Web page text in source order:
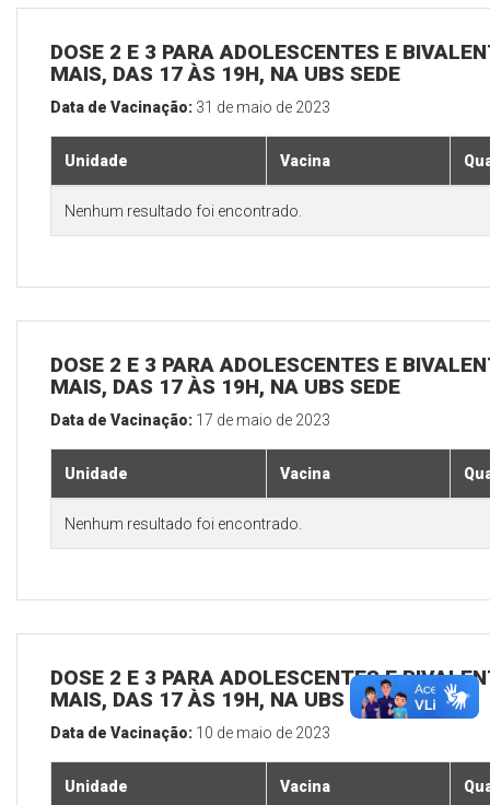
DOSE 2 E 3 PARA ADOLESCENTES E
MAIS, DAS 17 ÀS 19H, NA UBS SEDE
Data de Vacinação: 31 de maio de 2023
Unidade Vacina
Nenhum resultado foi encontrado.
DOSE 2 E 3 PARA ADOLESCENTES E
MAIS, DAS 17 ÀS 19H, NA UBS SEDE
Data de Vacinação: 17 de maio de 2023
Unidade Vacina
Nenhum resultado foi encontrado.
DOSE 2 E 3 PARA ADOLESCENTES E
MAIS, DAS 17 ÀS 19H, NA UBS SEDE
Data de Vacinação: 10 de maio de 2023
Unidade Vacina